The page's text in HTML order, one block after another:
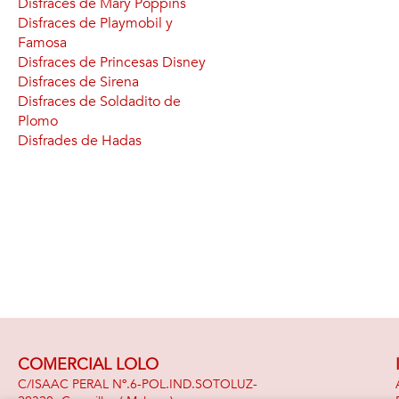
Disfraces de Playmobil y
Famosa
Disfraces de Princesas Disney
Disfraces de Sirena
Disfraces de Soldadito de
Plomo
Disfrades de Hadas
COMERCIAL LOLO
C/ISAAC PERAL Nº.6-POL.IND.SOTOLUZ-